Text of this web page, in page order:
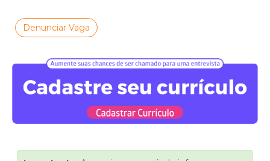
Denunciar Vaga